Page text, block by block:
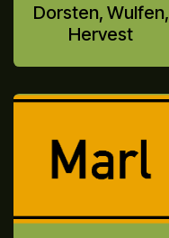
Dorsten, Wulfen,
Hervest